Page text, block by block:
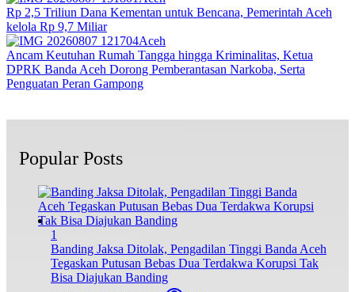
Rp 2,5 Triliun Dana Kementan untuk Bencana, Pemerintah Aceh
kelola Rp 9,7 Miliar‎
Aceh
Ancam Keutuhan Rumah Tangga hingga Kriminalitas, Ketua
DPRK Banda Aceh Dorong Pemberantasan Narkoba, Serta
Penguatan Peran Gampong
Popular Posts
1
Banding Jaksa Ditolak, Pengadilan Tinggi Banda Aceh
Tegaskan Putusan Bebas Dua Terdakwa Korupsi Tak
Bisa Diajukan Banding